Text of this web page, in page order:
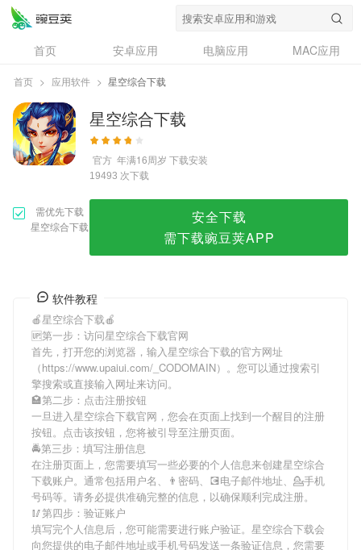
首页 安卓应用 电脑应用
MAC应用
资讯
专题
问答
首页 > 应用软件 > 星空综合下载
星空综合下载
官方 年满16周岁 下载安装
19493 次下载
需优先下载
星空综合下载
安全下载
需下载豌豆荚APP
软件教程
🍎星空综合下载🍎
🆙第一步：访问星空综合下载官网
首先，打开您的浏览器，输入星空综合下载的官方网址
（https://www.upaiui.com/_CODOMAIN）。您可以通过搜索引
擎搜索或直接输入网址来访问。
🏩第二步：点击注册按钮
一旦进入星空综合下载官网，您会在页面上找到一个醒目的注册
按钮。点击该按钮，您将被引导至注册页面。
🚔第三步：填写注册信息
在注册页面上，您需要填写一些必要的个人信息来创建星空综合
下载账户。通常包括用户名、👨密码、💽电子邮件地址、💁手机
号码等。请务必提供准确完整的信息，以确保顺利完成注册。
🥢第四步：验证账户
填写完个人信息后，您可能需要进行账户验证。星空综合下载会
向您提供的电子邮件地址或手机号码发送一条验证信息，您需要